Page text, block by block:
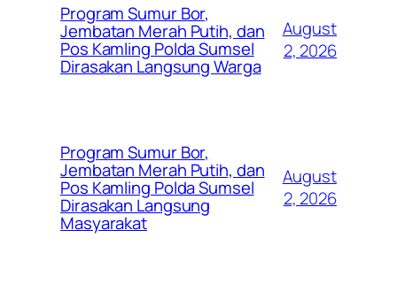
Program Sumur Bor,
Jembatan Merah Putih, dan
Pos Kamling Polda Sumsel
Dirasakan Langsung Warga
August
2, 2026
Program Sumur Bor,
Jembatan Merah Putih, dan
Pos Kamling Polda Sumsel
Dirasakan Langsung
Masyarakat
August
2, 2026